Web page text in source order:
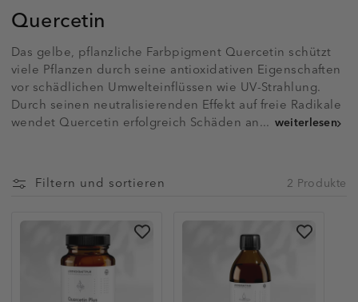
Quercetin
Das gelbe, pflanzliche Farbpigment Quercetin schützt
viele Pflanzen durch seine antioxidativen Eigenschaften
vor schädlichen Umwelteinflüssen wie UV-Strahlung.
Durch seinen neutralisierenden Effekt auf freie Radikale
wendet Quercetin erfolgreich Schäden an... weiterlesen
Filtern und sortieren 2 Produkte